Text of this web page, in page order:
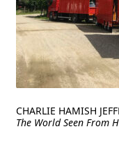
CHARLIE HAMISH
The World Seen From